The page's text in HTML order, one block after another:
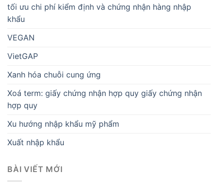
tối ưu chi phí kiểm định và chứng nhận hàng nhập
khẩu
VEGAN
VietGAP
Xanh hóa chuỗi cung ứng
Xoá term: giấy chứng nhận hợp quy giấy chứng nhận
hợp quy
Xu hướng nhập khẩu mỹ phẩm
Xuất nhập khẩu
BÀI VIẾT MỚI